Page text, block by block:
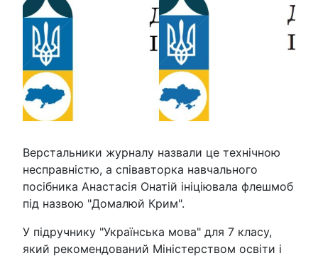
Верстальники журналу назвали це технічною
несправністю, а співавторка навчального
посібника Анастасія Онатій ініціювала флешмоб
під назвою "Домалюй Крим".
У підручнику "Українська мова" для 7 класу,
який рекомендований Міністерством освіти і